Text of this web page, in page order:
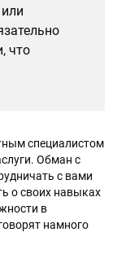
что
специалистом
Обман с
с вами
о своих навыках
в
намного